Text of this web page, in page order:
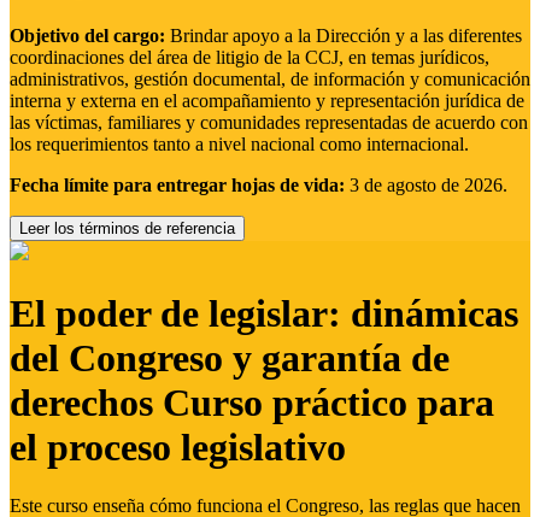
Objetivo del cargo: Brindar apoyo a la Dirección y a las diferentes
coordinaciones del área de litigio de la CCJ, en temas jurídicos,
administrativos, gestión documental, de información y comunicación
interna y externa en el acompañamiento y representación jurídica de
las víctimas, familiares y comunidades representadas de acuerdo con
los requerimientos tanto a nivel nacional como internacional.
Fecha límite para entregar hojas de vida: 3 de agosto de 2026.
Leer los términos de referencia
El poder de legislar: dinámicas
del Congreso y garantía de
derechos Curso práctico para
el proceso legislativo
Este curso enseña cómo funciona el Congreso, las reglas que hacen